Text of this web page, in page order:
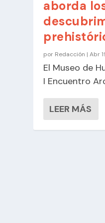
aborda
por Redacción |Abr
El Museo de
I Encuentro
LEER MÁS